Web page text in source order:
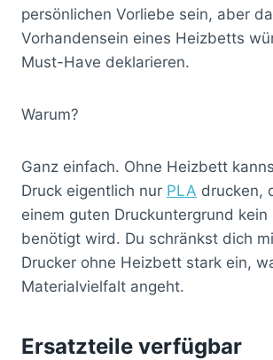
persönlichen Vorliebe sein, aber
Vorhandensein eines Heizbetts
Must-Have deklarieren.
Warum?
Ganz einfach. Ohne Heizbett
Druck eigentlich nur PLA drucken,
einem guten Druckuntergrund
benötigt wird. Du schränkst dich
Drucker ohne Heizbett stark ein,
Materialvielfalt angeht.
Ersatzteile verfügbar